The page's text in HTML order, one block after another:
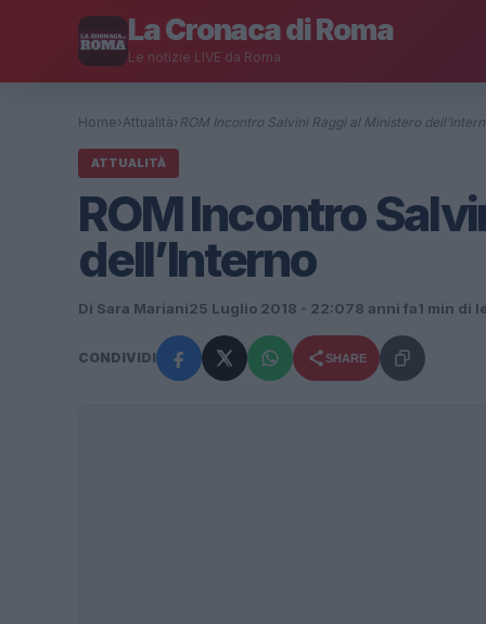
La Cronaca di Roma
Le notizie LIVE da Roma
Home› Attualità› ROM Incontro Salvini Raggi al Ministero
ATTUALITÀ
ROM Incontro
dell’Interno
Di Sara Mariani25 Luglio 2018 - 22:078 anni fa1 min di
CONDIVIDI SHARE